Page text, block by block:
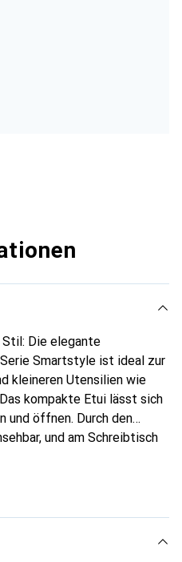
Die elegante
Smartstyle ist ideal zur
kleineren Utensilien wie
kompakte Etui lässt sich
und öffnen. Durch den
und am Schreibtisch
dank einer
Gefertigt ist die
Acryl und
Kombination aus